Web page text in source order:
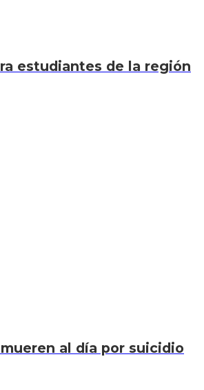
estudiantes de la región
al día por suicidio